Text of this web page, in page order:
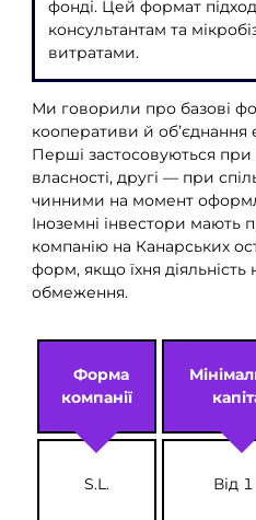
фонді. Цей формат
консультантам та
витратами.
Ми говорили про базові
кооперативи й об’єднання
Перші застосовуються при
власності, другі — при
чинними на момент
Іноземні інвестори мають
компанію на Канарських
форм, якщо їхня діяльність
обмеження.
Форма
компанії
S.L. Від